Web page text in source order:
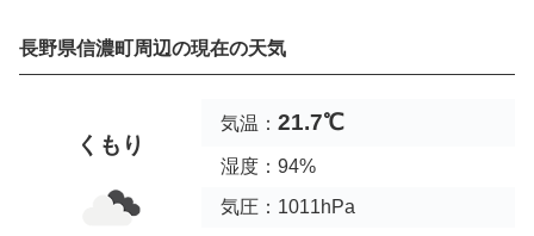
長野県信濃町周辺の現在の天気
くもり
気温： 21.7℃
湿度：94%
気圧：1011hPa